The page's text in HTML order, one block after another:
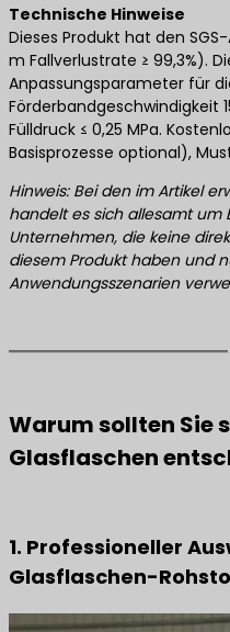
Technische Hinweise
Dieses Produkt hat den
m Fallverlustrate ≥ 99,3%).
Anpassungsparameter für
Förderbandgeschwindigkeit
Fülldruck ≤ 0,25 MPa.
Basisprozesse optional),
Hinweis: Bei den im Artikel
handelt es sich allesamt
Unternehmen, die keine
diesem Produkt haben und
Anwendungsszenarien
Warum sollten Sie
Glasflaschen
1. Professioneller
Glasflaschen-